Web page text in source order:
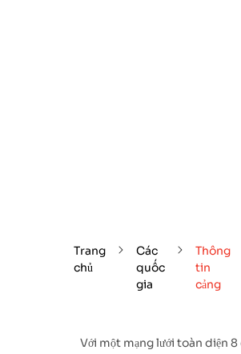
Trang
chủ
Các
quốc
gia
Thông
tin
cảng
Với một mạng lưới toàn diện